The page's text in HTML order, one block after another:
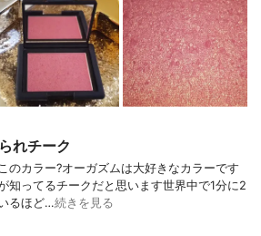
れチーク
のカラー?オーガズムは大好きなカラーです
知ってるチークだと思います世界中で1分に2
るほど…続きを見る